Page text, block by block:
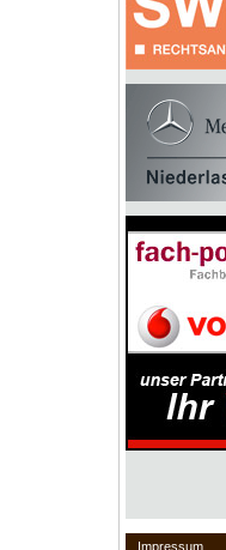
Impressum